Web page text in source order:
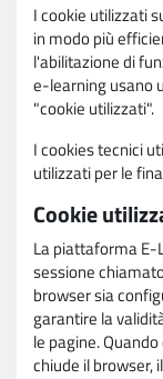
I cookie utilizzati
in modo più
l'abilitazione di
e-learning usano
"cookie utilizzati".
I cookies tecnici
utilizzati per le
Cookie
La piattaforma E-
sessione
browser sia
garantire la
le pagine.
chiude il browser,